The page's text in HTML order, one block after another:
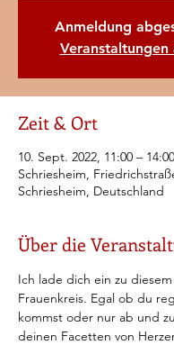
Anmeldung
Veranstaltungen
Zeit & Ort
10. Sept. 2022, 11:00 – 14:00
Schriesheim,
Schriesheim, Deutschland
Über die
Ich lade dich ein zu
Frauenkreis. Egal ob du
kommst oder nur ab und
deinen Facetten von